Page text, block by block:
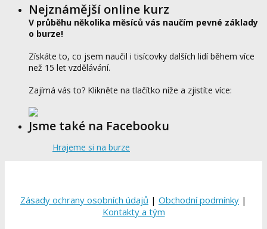
Nejznámější online kurz
V průběhu několika měsíců vás naučím pevné základy
o burze!
Získáte to, co jsem naučil i tisícovky dalších lidí během více
než 15 let vzdělávání.
Zajímá vás to? Klikněte na tlačítko níže a zjistíte více:
Jsme také na Facebooku
Hrajeme si na burze
Zásady ochrany osobních údajů | Obchodní podmínky |
Kontakty a tým